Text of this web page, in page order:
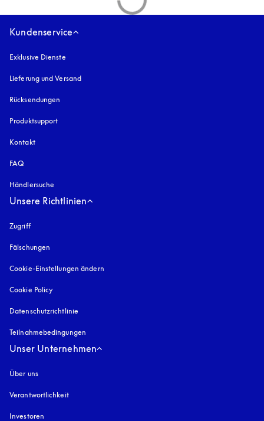
Kundenservice
Exklusive Dienste
Lieferung und Versand
Rücksendungen
Produktsupport
Kontakt
FAQ
Händlersuche
Unsere Richtlinien
Zugrifföffnet sich in einem neuen Tab
Fälschungen
Cookie-Einstellungen ändern
Cookie Policy
Datenschutzrichtlinie
Teilnahmebedingungen
Unser Unternehmen
Über uns
Verantwortlichkeit
Investoren